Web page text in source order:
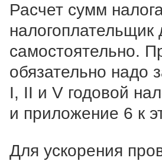
Расчет сумм
налогоплательщик
самостоятельно.
обязательно надо
I, II и V годовой
и приложение 6 к
Для ускорения